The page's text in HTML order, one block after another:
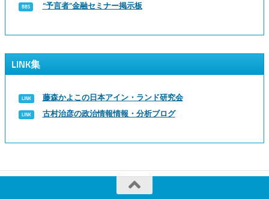
“予言者”金融セミナー掲示板
LINK集
藤森かよこの日本アイン・ランド研究会
古村治彦の政治情報情報・分析ブログ